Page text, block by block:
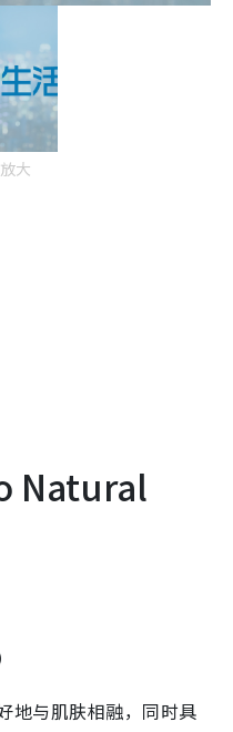
大
Natural
地与肌肤相融，同时具